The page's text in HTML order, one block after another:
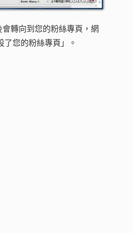
轉向到您的粉絲專頁，網
了您的粉絲專頁」。